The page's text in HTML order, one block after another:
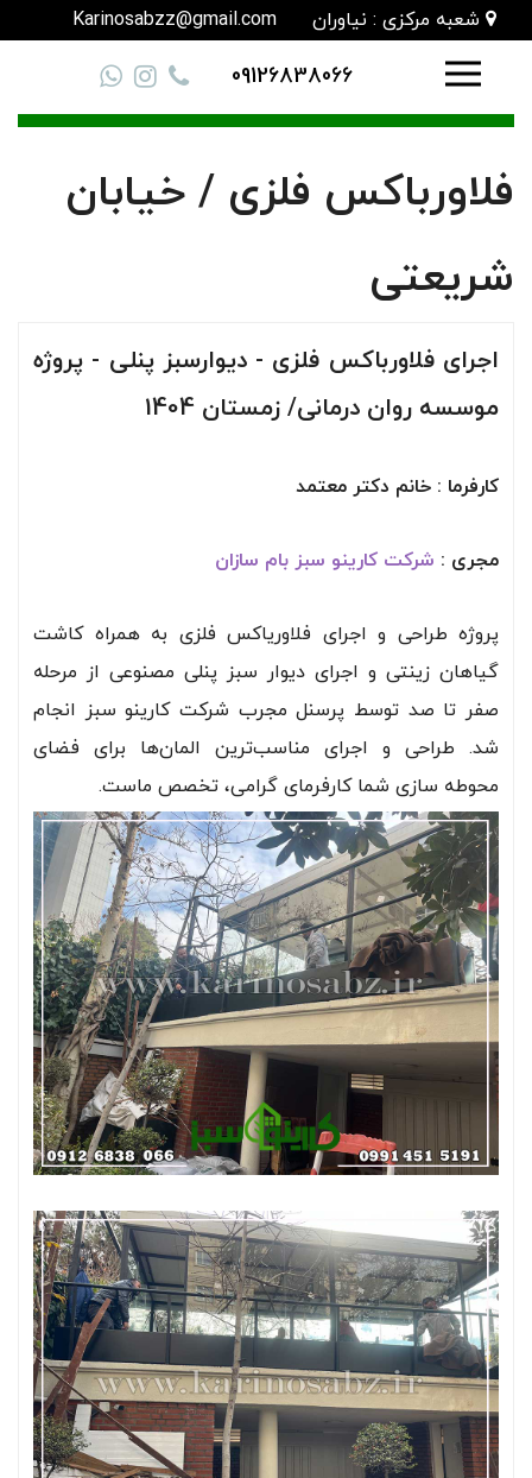
شعبه مرکزی : نیاوران Karinosabzz@gmail.com
09126838066
فلاورباکس فلزی / خیابان
شریعتی
اجرای فلاورباکس فلزی - دیوارسبز پنلی - پروژه
موسسه روان درمانی/ زمستان 1404
کارفرما : خانم دکتر معتمد
مجری : شرکت کارینو سبز بام سازان
پروژه طراحی و اجرای فلاوریاکس فلزی به همراه کاشت
گیاهان زینتی و اجرای دیوار سبز پنلی مصنوعی از مرحله
صفر تا صد توسط پرسنل مجرب شرکت کارینو سبز انجام
شد. طراحی و اجرای مناسب‌ترین المان‌ها برای فضای
محوطه سازی شما کارفرمای گرامی، تخصص ماست.